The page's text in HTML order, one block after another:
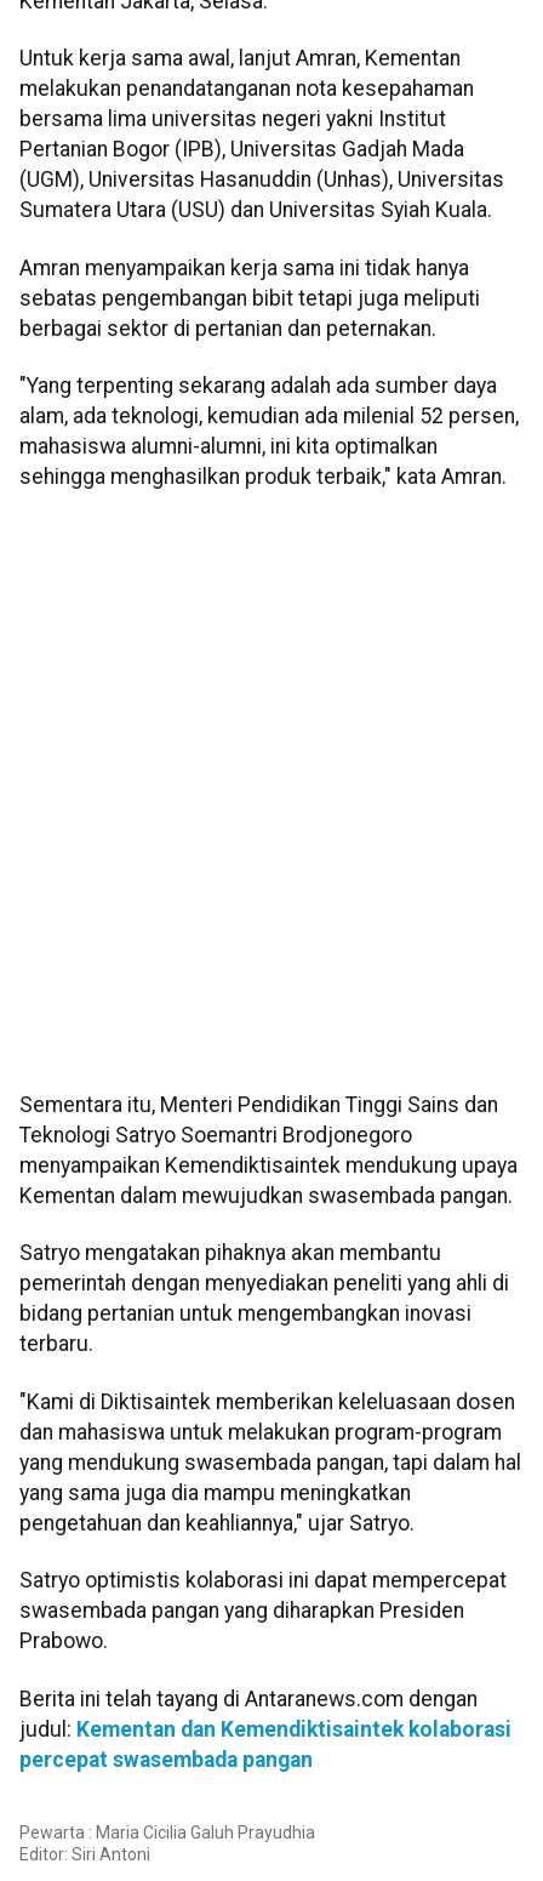
Untuk kerja sama awal, lanjut Amran, Kementan
melakukan penandatanganan nota kesepahaman
bersama lima universitas negeri yakni Institut
Pertanian Bogor (IPB), Universitas Gadjah Mada
(UGM), Universitas Hasanuddin (Unhas), Universitas
Sumatera Utara (USU) dan Universitas Syiah Kuala.
Amran menyampaikan kerja sama ini tidak hanya
sebatas pengembangan bibit tetapi juga meliputi
berbagai sektor di pertanian dan peternakan.
"Yang terpenting sekarang adalah ada sumber daya
alam, ada teknologi, kemudian ada milenial 52 persen,
mahasiswa alumni-alumni, ini kita optimalkan
sehingga menghasilkan produk terbaik," kata Amran.
Sementara itu, Menteri Pendidikan Tinggi Sains dan
Teknologi Satryo Soemantri Brodjonegoro
menyampaikan Kemendiktisaintek mendukung upaya
Kementan dalam mewujudkan swasembada pangan.
Satryo mengatakan pihaknya akan membantu
pemerintah dengan menyediakan peneliti yang ahli di
bidang pertanian untuk mengembangkan inovasi
terbaru.
"Kami di Diktisaintek memberikan keleluasaan dosen
dan mahasiswa untuk melakukan program-program
yang mendukung swasembada pangan, tapi dalam hal
yang sama juga dia mampu meningkatkan
pengetahuan dan keahliannya," ujar Satryo.
Satryo optimistis kolaborasi ini dapat mempercepat
swasembada pangan yang diharapkan Presiden
Prabowo.
Berita ini telah tayang di Antaranews.com dengan
judul: Kementan dan Kemendiktisaintek kolaborasi
percepat swasembada pangan
Pewarta : Maria Cicilia Galuh Prayudhia
Editor: Siri Antoni